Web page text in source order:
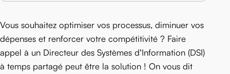
Vous souhaitez optimiser vos processus, diminuer vos
dépenses et renforcer votre compétitivité ? Faire
appel à un Directeur des Systèmes d’Information (DSI)
à temps partagé peut être la solution ! On vous dit